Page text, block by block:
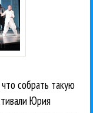
собрать такую
Юрия